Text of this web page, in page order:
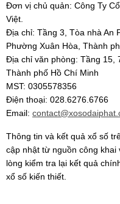
Đơn vị chủ quản: Công Ty
Việt.
Địa chỉ: Tầng 3, Tòa nhà An
Phường Xuân Hòa, Thành
Địa chỉ văn phòng: Tầng 15,
Thành phố Hồ Chí Minh
MST: 0305578356
Điện thoại: 028.6276.6766
Email:
Thông tin và kết quả xổ số
cập nhật từ nguồn công khai
lòng kiểm tra lại kết quả
xổ số kiến thiết.